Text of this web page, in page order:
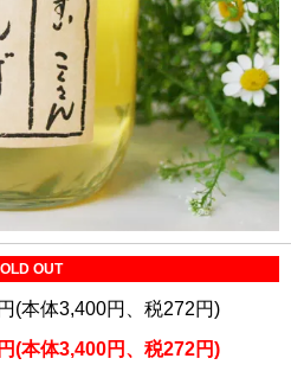
OUT
(本体3,400円、税272円)
(本体3,400円、税272円)